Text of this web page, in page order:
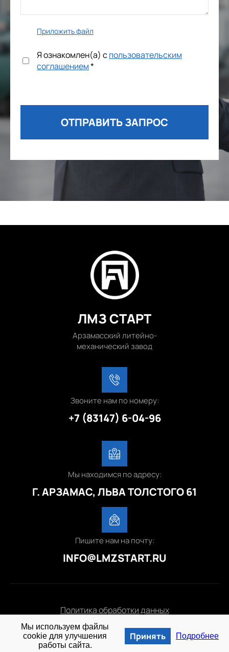
Приложить файл
Я ознакомлен(а) спользовательским
соглашением*
ОТПРАВИТЬ ЗАПРОС
ЛМЗ СТАРТ
Арзамасский литейно-
механический завод
+7 (83147) 6-04-96
Звоните нам по номеру:
Г. АРЗАМАС, ЛЬВА ТОЛСТОГО 61
Мы находимся по адресу:
INFO@LMZSTART.RU
Пишите нам на почту:
Политика обработки данных
© 2025 lmzstart.ru
Мы используем файлы
cookie для улучшения
работы сайта.
Принять Подробнее